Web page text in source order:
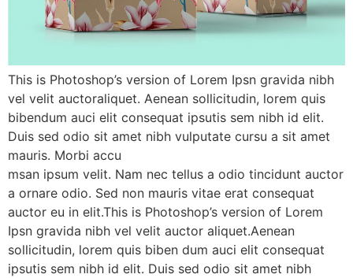
This is Photoshop’s version of Lorem Ipsn gravida nibh
vel velit auctoraliquet. Aenean sollicitudin, lorem quis
bibendum auci elit consequat ipsutis sem nibh id elit.
Duis sed odio sit amet nibh vulputate cursu a sit amet
mauris. Morbi accu
msan ipsum velit. Nam nec tellus a odio tincidunt auctor
a ornare odio. Sed non mauris vitae erat consequat
auctor eu in elit.This is Photoshop’s version of Lorem
Ipsn gravida nibh vel velit auctor aliquet.Aenean
sollicitudin, lorem quis biben dum auci elit consequat
ipsutis sem nibh id elit. Duis sed odio sit amet nibh